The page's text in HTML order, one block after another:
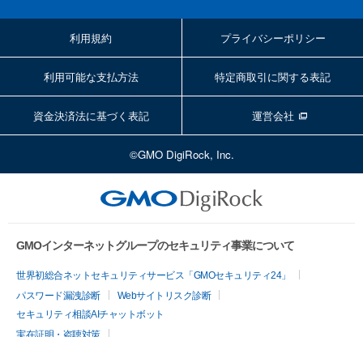
利用規約 プライバシーポリシー
利用可能な支払方法 特定商取引に関する表記
資金決済法に基づく表記 運営会社
©GMO DigiRock, Inc.
GMOインターネットグループのセキュリティ事業について
世界初総合ネットセキュリティサービス「GMOセキュリティ24」
パスワード漏洩診断
Webサイトリスク診断
セキュリティ相談AIチャットボット
実在証明・盗聴対策